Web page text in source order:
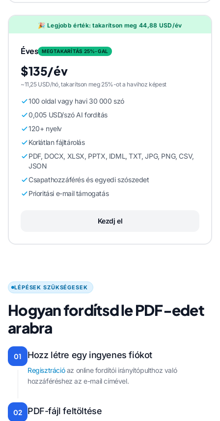
🎉 Legjobb érték: takarítson meg 44,88 USD/év
Éves MEGTAKARÍTÁS 25%-GAL
$135/év
~11,25 USD/hó, takarítson meg 25%-ot a havihoz képest
100 oldal vagy havi 30 000 szó
0,005 USD/szó AI fordítás
120+ nyelv
Korlátlan fájltárolás
PDF, DOCX, XLSX, PPTX, IDML, TXT, JPG, PNG, CSV,
JSON
Csapathozzáférés és egyedi szószedet
Prioritási e-mail támogatás
Kezdj el
LÉPÉSEK SZÜKSÉGESEK
Hogyan fordítsd le PDF-edet
arabra
01 Hozz létre egy ingyenes fiókot
Regisztrációaz online fordítói irányítópulthoz való
hozzáféréshez az e-mail címével.
02 PDF-fájl feltöltése